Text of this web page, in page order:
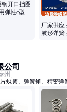
钢开口挡圈
弹性c型卡
厂家供应
波形弹簧
公司
州
蝶簧、弹簧销、精密弹
簧、异形弹簧、扭转弹
簧、模具弹簧、碟形弹
金拉手弹簧、扭转涡卷